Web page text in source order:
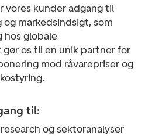
vores kunder adgang til
markedsindsigt, som
globale
os til en unik partner for
mod råvarepriser og
til:
og sektoranalyser